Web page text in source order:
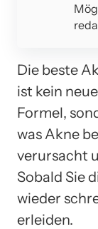
Die beste
ist kein
Formel,
was Akne
verursacht
Sobald Sie
wieder
erleiden.